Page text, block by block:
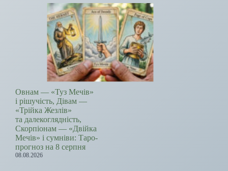
Овнам — «Туз Мечів»
і рішучість, Дівам —
«Трійка Жезлів»
та далекоглядність,
Скорпіонам — «Двійка
Мечів» і сумніви: Таро-
прогноз на 8 серпня
08.08.2026